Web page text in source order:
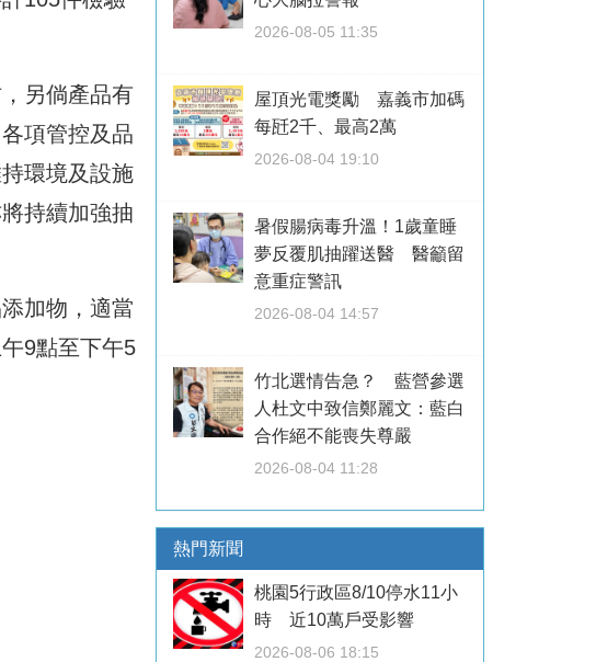
另倘產品有
項管控及品
環境及設施
持續加強抽
加物，適當
9點至下午5
2026-08-05 11:35
屋頂光電獎勵 嘉義市加碼
每瓩2千、最高2萬
2026-08-04 19:10
暑假腸病毒升溫！1歲童睡
夢反覆肌抽躍送醫 醫籲留
意重症警訊
2026-08-04 14:57
竹北選情告急？ 藍營參選
人杜文中致信鄭麗文：藍白
合作絕不能喪失尊嚴
2026-08-04 11:28
熱門新聞
桃園5行政區8/10停水11小
時 近10萬戶受影響
2026-08-06 18:15